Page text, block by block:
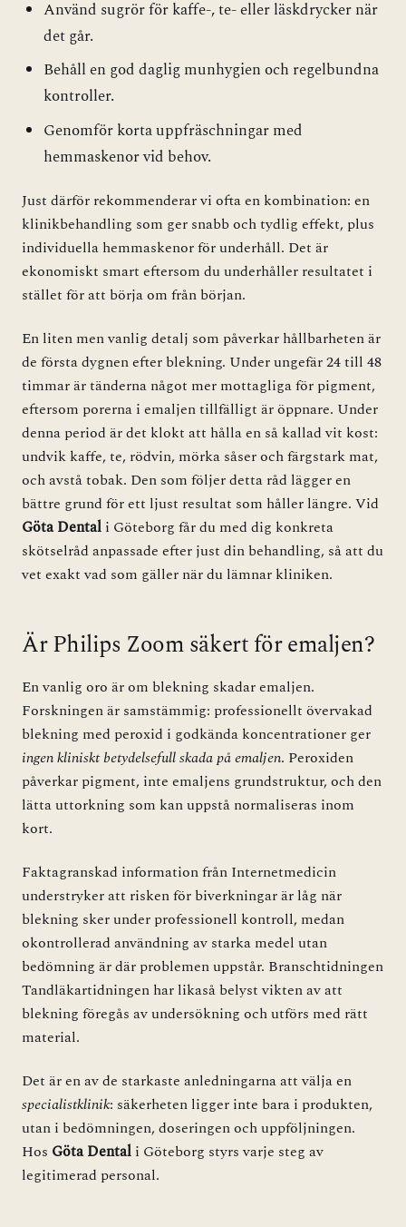
Använd sugrör för kaffe-, te- eller läskdrycker när
det går.
Behåll en god daglig munhygien och regelbundna
kontroller.
Genomför korta uppfräschningar med
hemmaskenor vid behov.
Just därför rekommenderar vi ofta en kombination: en
klinikbehandling som ger snabb och tydlig effekt, plus
individuella hemmaskenor för underhåll. Det är
ekonomiskt smart eftersom du underhåller resultatet i
stället för att börja om från början.
En liten men vanlig detalj som påverkar hållbarheten är
de första dygnen efter blekning. Under ungefär 24 till 48
timmar är tänderna något mer mottagliga för pigment,
eftersom porerna i emaljen tillfälligt är öppnare. Under
denna period är det klokt att hålla en så kallad vit kost:
undvik kaffe, te, rödvin, mörka såser och färgstark mat,
och avstå tobak. Den som följer detta råd lägger en
bättre grund för ett ljust resultat som håller längre. Vid
Göta Dental i Göteborg får du med dig konkreta
skötselråd anpassade efter just din behandling, så att du
vet exakt vad som gäller när du lämnar kliniken.
Är Philips Zoom säkert för emaljen?
En vanlig oro är om blekning skadar emaljen.
Forskningen är samstämmig: professionellt övervakad
blekning med peroxid i godkända koncentrationer ger
ingen kliniskt betydelsefull skada på emaljen. Peroxiden
påverkar pigment, inte emaljens grundstruktur, och den
lätta uttorkning som kan uppstå normaliseras inom
kort.
Faktagranskad information från Internetmedicin
understryker att risken för biverkningar är låg när
blekning sker under professionell kontroll, medan
okontrollerad användning av starka medel utan
bedömning är där problemen uppstår. Branschtidningen
Tandläkartidningen har likaså belyst vikten av att
blekning föregås av undersökning och utförs med rätt
material.
Det är en av de starkaste anledningarna att välja en
specialistklinik: säkerheten ligger inte bara i produkten,
utan i bedömningen, doseringen och uppföljningen.
Hos Göta Dental i Göteborg styrs varje steg av
legitimerad personal.